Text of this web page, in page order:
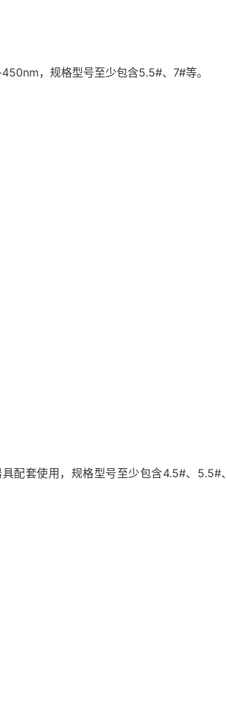
，规格型号至少包含5.5#、7#等。
配套使用，规格型号至少包含4.5#、5.5#、